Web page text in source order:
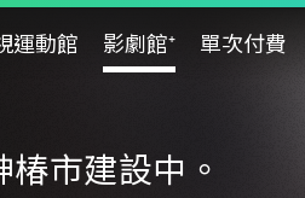
運動館 影劇館⁺ 單次付費
椿市建設中。